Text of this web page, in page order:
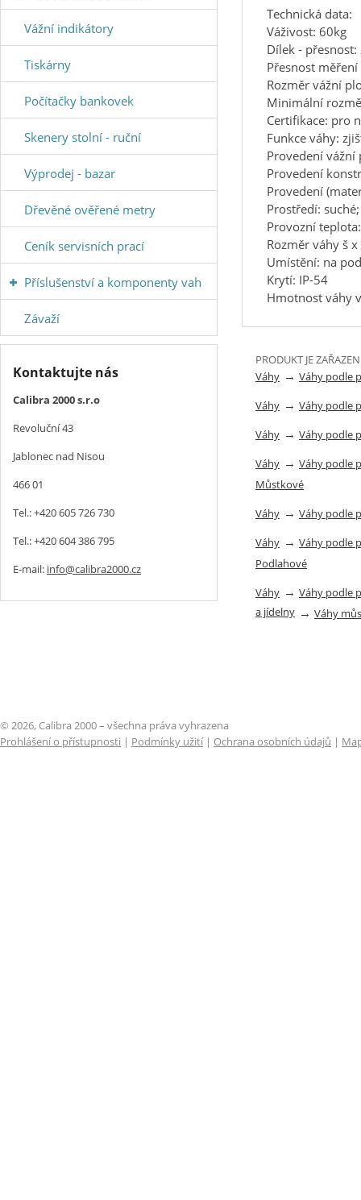
Technická data:
Váživost: 60kg
Dílek - přesnost:
Přesnost
Rozměr vážní
Minimální
Certifikace: pro
Funkce váhy:
Provedení vážní
Provedení
Provedení
Prostředí:
Provozní teplota:
Rozměr váhy š
Umístění: na
Krytí: IP-54
Hmotnost váhy
PRODUKT JE
Váhy → Váhy podle
Váhy → Váhy podle
Váhy → Váhy podle
Váhy → Váhy podle
Můstkové
Váhy → Váhy podle
Váhy → Váhy podle
Podlahové
Váhy → Váhy podle
a jídelny → Váhy
Vážní indikátory
Tiskárny
Počítačky bankovek
Skenery stolní - ruční
Výprodej - bazar
Dřevěné ověřené metry
Ceník servisních prací
Příslušenství a komponenty vah
Závaží
Kontaktujte nás
Calibra 2000 s.r.o
Revoluční 43
Jablonec nad Nisou
466 01
Tel.: +420 605 726 730
Tel.: +420 604 386 795
E-mail: info@calibra2000.cz
© 2026, Calibra 2000 – všechna práva vyhrazena
Prohlášení o přístupnosti | Podmínky užití| Ochrana osobních údajů |